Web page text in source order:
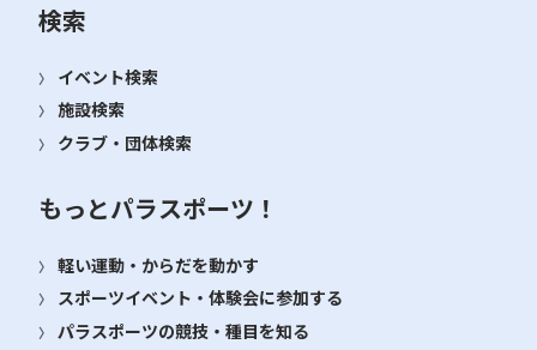
検索
イベント検索
施設検索
クラブ・団体検索
もっとパラスポーツ！
軽い運動・からだを動かす
スポーツイベント・体験会に参加する
パラスポーツの競技・種目を知る